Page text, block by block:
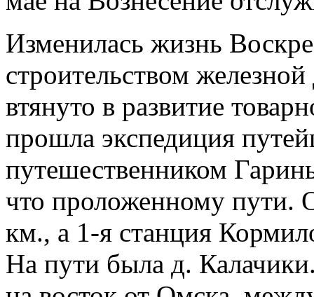
Изменилась жизнь
строительством
втянуто в развитие
прошла экспедиция
путешественником
что проложенному пути.
км., а 1-я станция
На пути была д.